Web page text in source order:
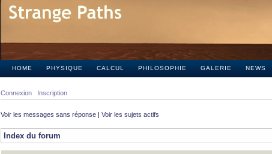
HOME PHYSIQUE CALCUL PHILOSOPHIE GALERIE NEWS
Connexion Inscription
Voir les messages sans réponse | Voir les sujets actifs
Index du forum